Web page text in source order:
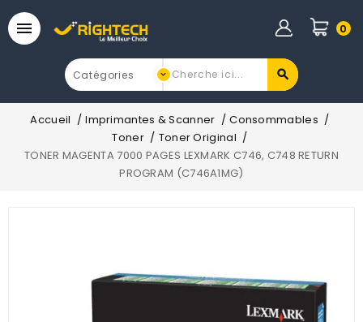
 0
Accueil Imprimantes & Scanner
Consommables
Toner
Toner Original
TONER MAGENTA 7000 PAGES LEXMARK C746, C748 RETURN
PROGRAM (C746A1MG)